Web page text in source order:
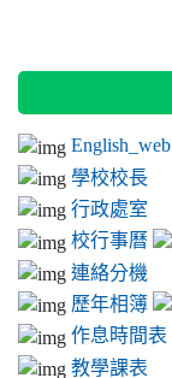
:::
English_web
學校校長
行政處室
校行事曆
連絡分機
歷年相簿
作息時間表
教學課表